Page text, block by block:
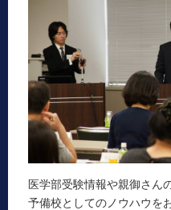
医学部受験情報や親御さん
予備校としてのノウハウを